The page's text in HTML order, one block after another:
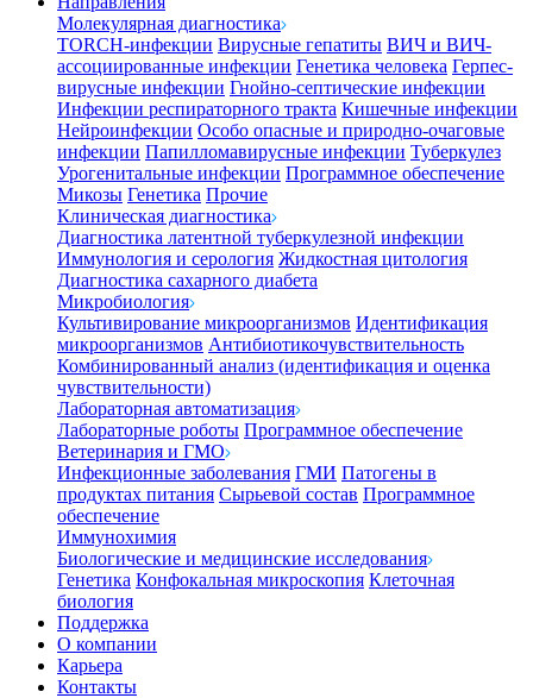
Молекулярная диагностика
TORCH-инфекции Вирусные гепатиты ВИЧ и ВИЧ-
ассоциированные инфекции Генетика человека Герпес-
вирусные инфекции Гнойно-септические инфекции
Инфекции респираторного тракта Кишечные инфекции
Нейроинфекции Особо опасные и природно-очаговые
инфекции Папилломавирусные инфекции Туберкулез
Урогенитальные инфекции Программное обеспечение
Микозы Генетика Прочие
Клиническая диагностика
Диагностика латентной туберкулезной инфекции
Иммунология и серология Жидкостная цитология
Диагностика сахарного диабета
Микробиология
Культивирование микроорганизмов Идентификация
микроорганизмов Антибиотикочувствительность
Комбинированный анализ (идентификация и оценка
чувствительности)
Лабораторная автоматизация
Лабораторные роботы Программное обеспечение
Ветеринария и ГМО
Инфекционные заболевания ГМИ Патогены в
продуктах питания Сырьевой состав Программное
обеспечение
Иммунохимия
Биологические и медицинские исследования
Генетика Конфокальная микроскопия Клеточная
биология
Поддержка
О компании
Карьера
Контакты